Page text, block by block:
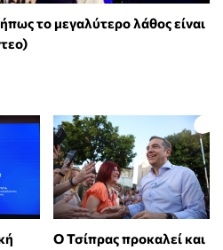
το μεγαλύτερο λάθος είναι
Ο Τσίπρας προκαλεί και